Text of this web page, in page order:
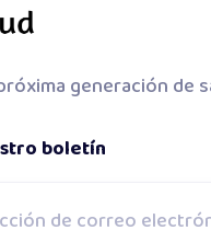
generación de
boletín